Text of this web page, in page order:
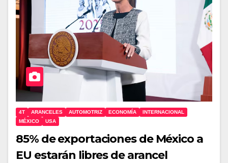
4T ARANCELES AUTOMOTRIZ ECONOMÍA
INTERNACIONAL
MÉXICO
USA
85% de exportaciones de México a
EU estarán libres de arancel